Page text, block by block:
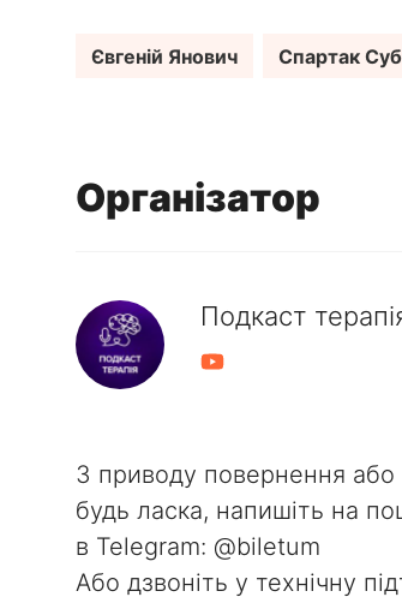
Євгеній Янович Спартак
Організатор
Подкаст
З приводу повернення
будь ласка, напишіть на
в Telegram: @biletum
Або дзвоніть у технічну